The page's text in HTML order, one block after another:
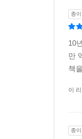
종
10
만
책
이
종